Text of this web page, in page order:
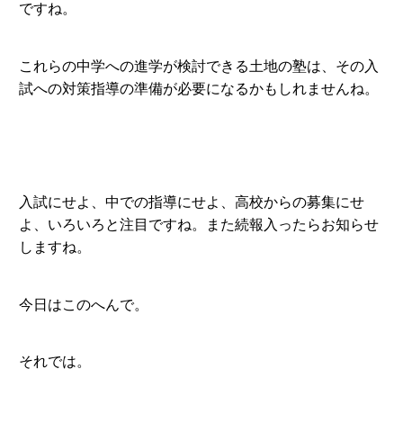
ですね。
これらの中学への進学が検討できる土地の塾は、その入
試への対策指導の準備が必要になるかもしれませんね。
入試にせよ、中での指導にせよ、高校からの募集にせ
よ、いろいろと注目ですね。また続報入ったらお知らせ
しますね。
今日はこのへんで。
それでは。